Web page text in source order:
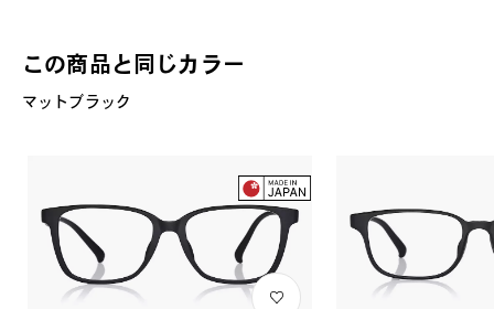
この商品と同じカラー
マットブラック